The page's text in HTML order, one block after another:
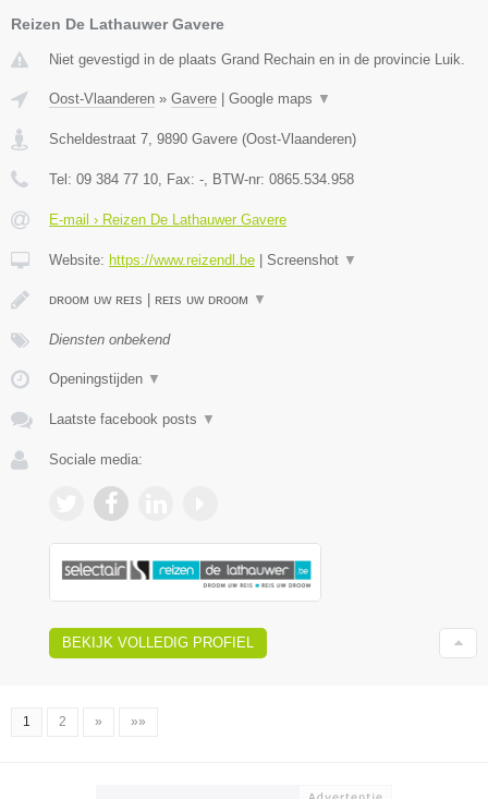
Reizen De Lathauwer Gavere
Niet gevestigd in de plaats Grand Rechain en in de provincie Luik.
Oost-Vlaanderen » Gavere Google maps ▼
Scheldestraat 7, 9890 Gavere (Oost-Vlaanderen)
Tel: 09 384 77 10, Fax: -, BTW-nr: 0865.534.958
E-mail › Reizen De Lathauwer Gavere
Website: https://www.reizendl.be Screenshot ▼
ᴅʀᴏᴏᴍ ᴜᴡ ʀᴇɪs | ʀᴇɪs ᴜᴡ ᴅʀᴏᴏᴍ ▼
Diensten onbekend
Openingstijden ▼
Laatste facebook posts ▼
Sociale media:
BEKIJK VOLLEDIG PROFIEL
1 2 » »»